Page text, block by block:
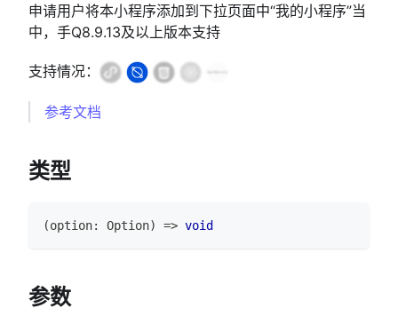
申请用户将本小程序添加到下拉页面中“我的小程序”当
中，手Q8.9.13及以上版本支持
支持情况：
参考文档
类型
(option: Option) => void
参数